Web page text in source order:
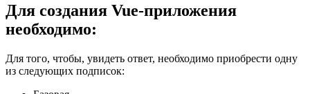
Для создания Vue-приложения
необходимо:
Для того, чтобы, увидеть ответ, необходимо приобрести одну
из следующих подписок: